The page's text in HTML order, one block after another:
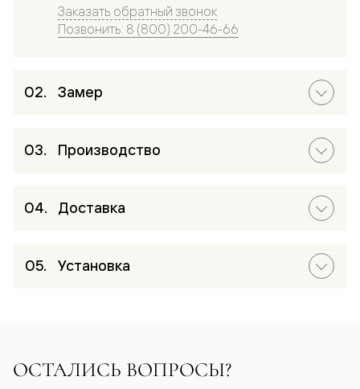
Заказать обратный звонок
Позвонить: 8 (800) 200-46-66
Замер
Производство
Доставка
Установка
ОСТАЛИСЬ ВОПРОСЫ?